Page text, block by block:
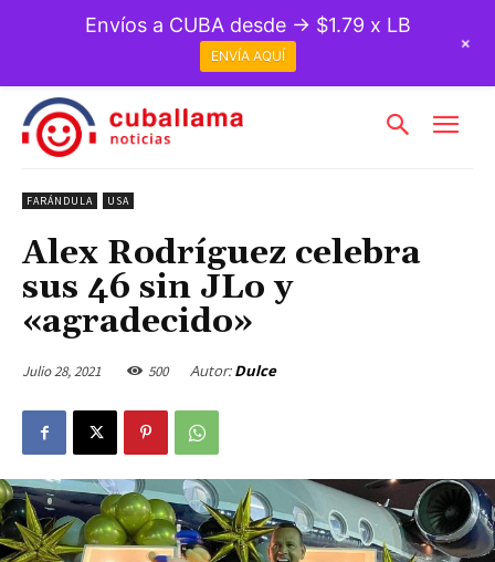
FARÁNDULA USA
Alex Rodríguez celebra
sus 46 sin JLo y
«agradecido»
Julio 28, 2021 500 Autor: Dulce
Envíos a CUBA desde → $1.79 x LB
ENVÍA AQUÍ
+